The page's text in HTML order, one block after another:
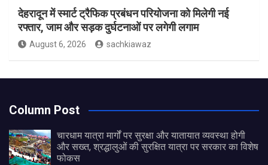
देहरादून में स्मार्ट ट्रैफिक प्रबंधन परियोजना को मिलेगी नई
रफ्तार, जाम और सड़क दुर्घटनाओं पर लगेगी लगाम
August 6, 2026 sachkiawaz
Column Post
चारधाम यात्रा मार्गों पर सुरक्षा और यातायात व्यवस्था होगी
और सख्त, श्रद्धालुओं की सुरक्षित यात्रा पर सरकार का विशेष
फोकस